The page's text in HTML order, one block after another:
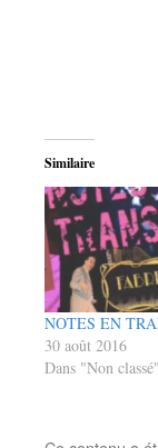
Similaire
NOTES EN
30 août 2016
Dans "Non classé"